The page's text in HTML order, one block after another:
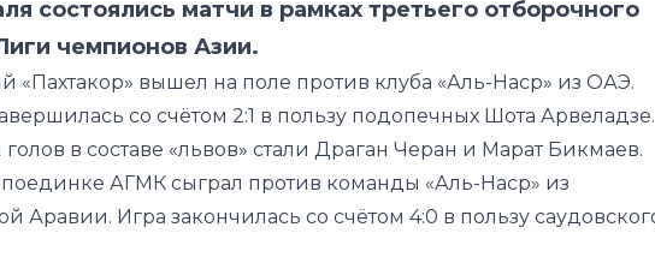
со счётом 2:1 в пользу подопечных Шота Арвеладзе.
в составе «львов» стали Драган Черан и Марат Бикмаев.
АГМК сыграл против команды «Аль-Наср» из
Аравии. Игра закончилась со счётом 4:0 в пользу саудовского
«Пахтакор» завоевал право на участие в групповой стадии
АФК, АГМК завершил участие в соревновании.
раунд